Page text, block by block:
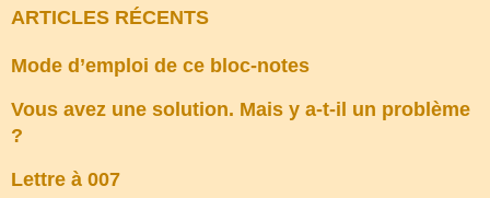
ARTICLES RÉCENTS
Mode d’emploi de ce bloc-notes
Vous avez une solution. Mais y a-t-il un problème
?
Lettre à 007